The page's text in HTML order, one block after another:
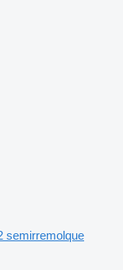
semirremolque